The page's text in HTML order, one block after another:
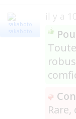
sakaboto
il y a